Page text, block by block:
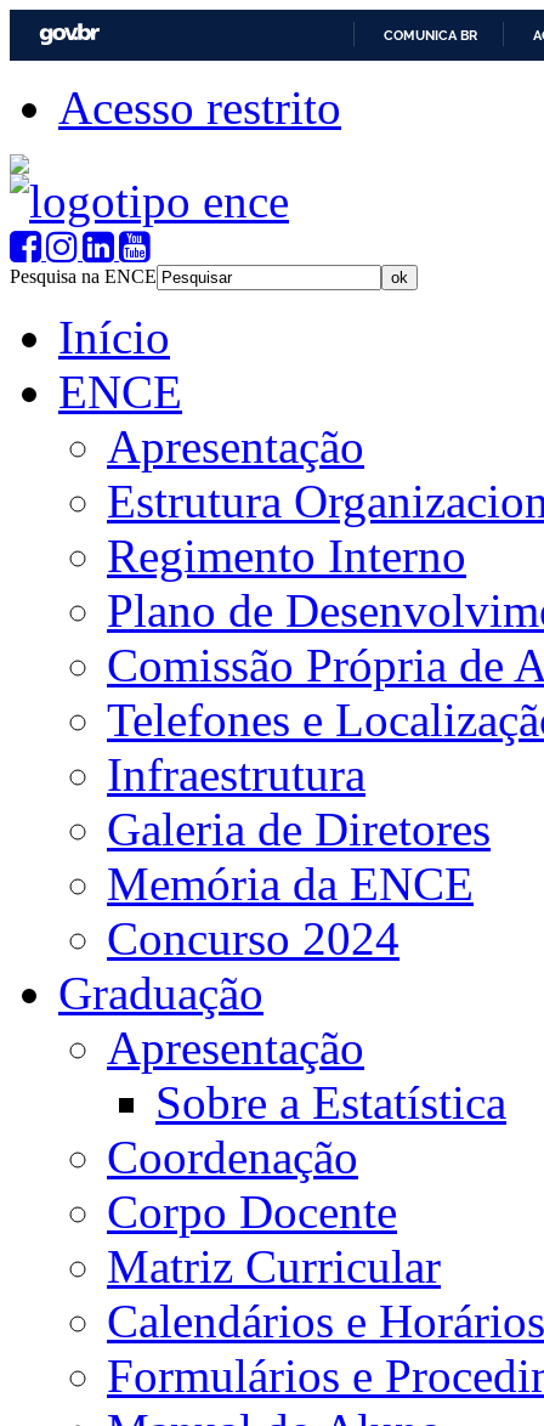
COMUNICA BR
Acesso restrito
Pesquisa na ENCE
Início
ENCE
Apresentação
Estrutura
Regimento Interno
Plano de
Comissão Própria de
Telefones e
Infraestrutura
Galeria de Diretores
Memória da ENCE
Concurso 2024
Graduação
Apresentação
Sobre a Estatística
Coordenação
Corpo Docente
Matriz Curricular
Calendários e Horários
Formulários e